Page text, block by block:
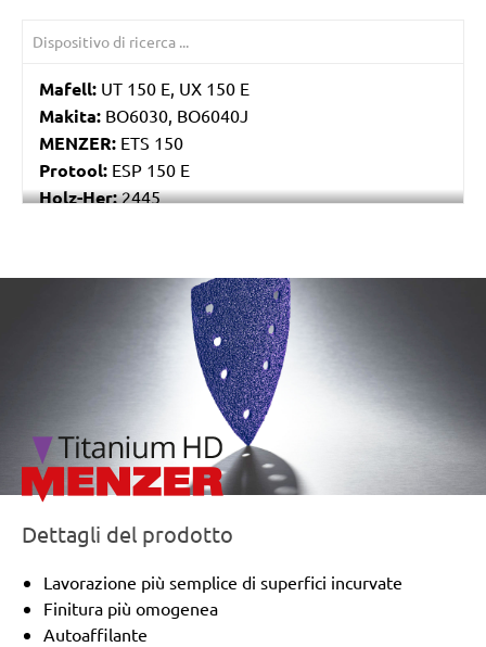
Mafell: UT 150 E, UX 150 E
Makita: BO6030, BO6040J
MENZER: ETS 150
Protool: ESP 150 E
Holz-Her:2445
150/3 EQ, ETS 150/3 EQ-C, ETS 150/3 EQ-Plus, ETS
150/5 EQ, ETS 150/5 EQ-C, ETS 150/5 EQ-Plus, ETS
150/S EQ-E, LEX 150, LEX 3 150/3, RO 150, RO 150
E, RO 150 FEQ, RO 150 FEQ-Plus, RO 2 E-Plus, WTS
150/7 E, WTS 150/7 E-Plus
/marketing/parallax/menzer/parallax_logos/
Dettagli del prodotto
Lavorazione più semplice di superfici incurvate
Finitura più omogenea
Autoaffilante